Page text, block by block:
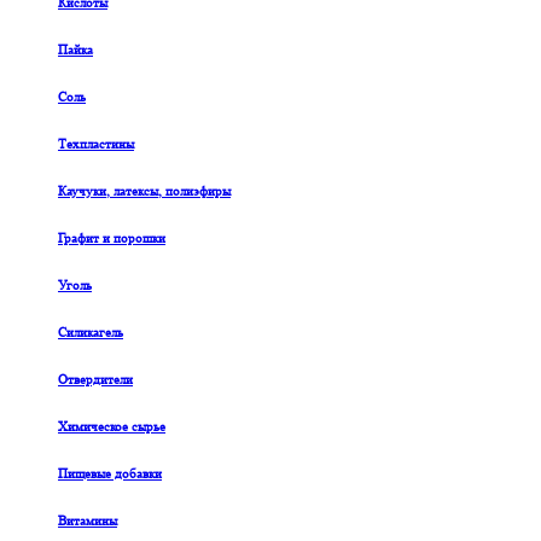
Пайка
Соль
Техпластины
Каучуки, латексы, полиэфиры
Графит и порошки
Уголь
Силикагель
Отвердители
Химическое сырье
Пищевые добавки
Витамины